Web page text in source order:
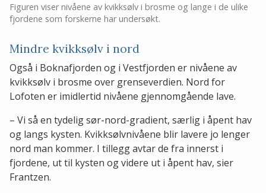
Figuren viser nivåene av kvikksølv i brosme og lange i de ulike
fjordene som forskerne har undersøkt.
Mindre kvikksølv i nord
Også i Boknafjorden og i Vestfjorden er nivåene av
kvikksølv i brosme over grenseverdien. Nord for
Lofoten er imidlertid nivåene gjennomgående lave.
– Vi så en tydelig sør-nord-gradient, særlig i åpent hav
og langs kysten. Kvikksølvnivåene blir lavere jo lenger
nord man kommer. I tillegg avtar de fra innerst i
fjordene, ut til kysten og videre ut i åpent hav, sier
Frantzen.